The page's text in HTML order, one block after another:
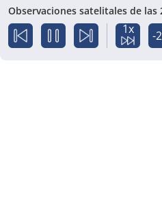
Observaciones satelitales de
1x -